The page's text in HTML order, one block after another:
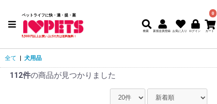
ペットライフに快・適・提・案
0
全て 犬用品
112件の商品が見つかりました